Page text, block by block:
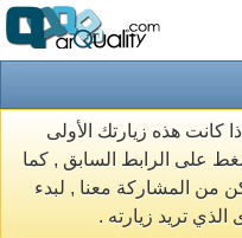
كانت هذه زيارتك الأولى
على الرابط السابق , كما
من المشاركة معنا , لبدء
الذي تريد زيارته .